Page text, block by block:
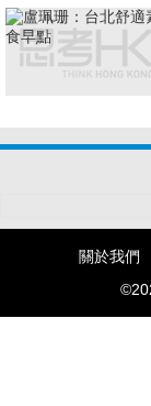
關於我們